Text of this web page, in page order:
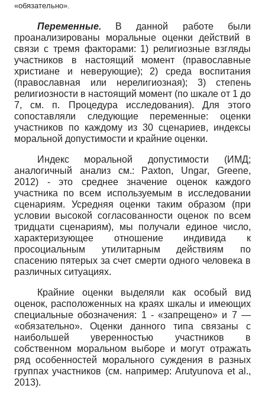
«обязательно».
Переменные. В данной работе были
проанализированы моральные оценки действий в
связи с тремя факторами: 1) религиозные взгляды
участников в настоящий момент (православные
христиане и неверующие); 2) среда воспитания
(православная или нерелигиоз­ная); 3) степень
религиозности в настоящий момент (по шкале от 1 до
7, см. п. Процедура исследования). Для этого
сопоставляли следующие переменные: оценки
участников по каждому из 30 сценариев, индексы
моральной допустимости и крайние оценки.
Индекс моральной допустимости (ИМД;
аналогичный анализ см.: Paxton, Ungar,Greene,
2012) - это среднее значение оценок каждого
участника по всем используемым в исследовании
сценариям. Усредняя оценки таким образом (при
условии высокой согласованности оценок по всем
тридцати сценариям), мы получали единое число,
характеризующее отношение индивида к
просоциальным утилитарным действиям по
спасению пятерых за счет смерти одного человека в
различных ситуациях.
Крайние оценки выделяли как особый вид
оценок, расположенных на краях шкалы и имеющих
специальные обозначения: 1 - «запрещено» и 7 —
«обязательно». Оценки данного типа связаны с
наибольшей уверенностью участников в
собственном моральном выборе и могут отражать
ряд особенностей морального суждения в разных
группах участников (см. например:Arutyunova et al .,
2013).